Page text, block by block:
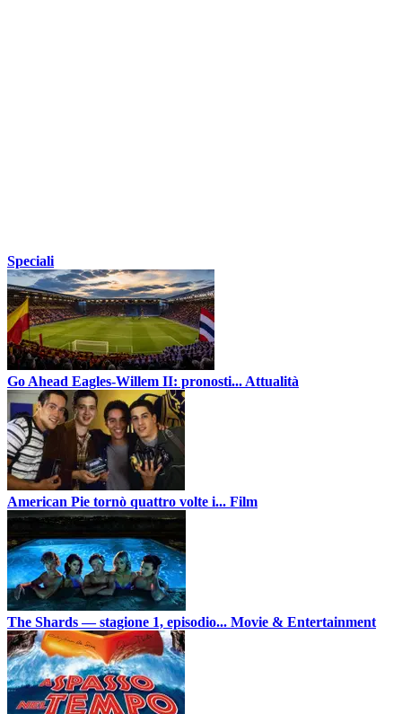
Speciali
Go Ahead Eagles-Willem II: pronosti... Attualità
American Pie tornò quattro volte i... Film
The Shards — stagione 1, episodio... Movie & Entertainment